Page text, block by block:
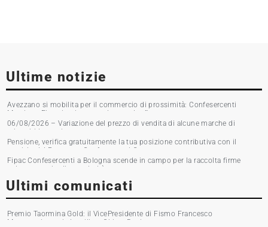
Ultime notizie
Avezzano si mobilita per il commercio di prossimità: Confesercenti
Marsica e Fipac in piazza per la raccolta firme
06/08/2026 – Variazione del prezzo di vendita di alcune marche di
tabacchi lavorati
Pensione, verifica gratuitamente la tua posizione contributiva con il
servizio del Patronato Confesercenti Grosseto
Fipac Confesercenti a Bologna scende in campo per la raccolta firme
sul commercio di prossimità
Ultimi comunicati
Premio Taormina Gold: il VicePresidente di Fismo Francesco
Musumeci premia la stilista Chiara Boni